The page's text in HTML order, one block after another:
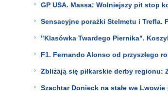
GP USA. Massa: Wolniejszy pit stop
Sensacyjne porażki Stelmetu i Trefla.
"Klasówka Twardego Piernika".
F1. Fernando Alonso od przyszłego
Zbliżają się piłkarskie derby regionu:
Szachtar Donieck na stałe we Lwowie